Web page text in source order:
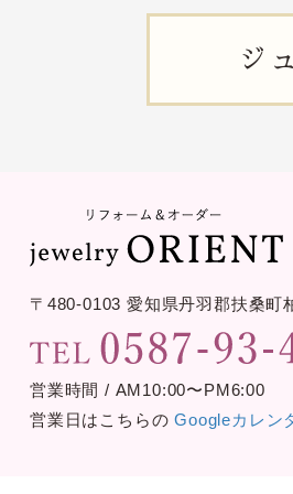
ジ
〒480-0103愛知県丹羽郡扶桑町
営業時間 / AM10:00〜PM6:00
営業日はこちらのGoogleカレン